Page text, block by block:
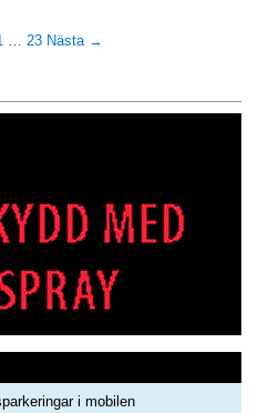
23 Nästa →
i mobilen